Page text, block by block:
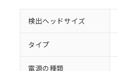
検出ヘッドサイズ
タイプ
電源の種類